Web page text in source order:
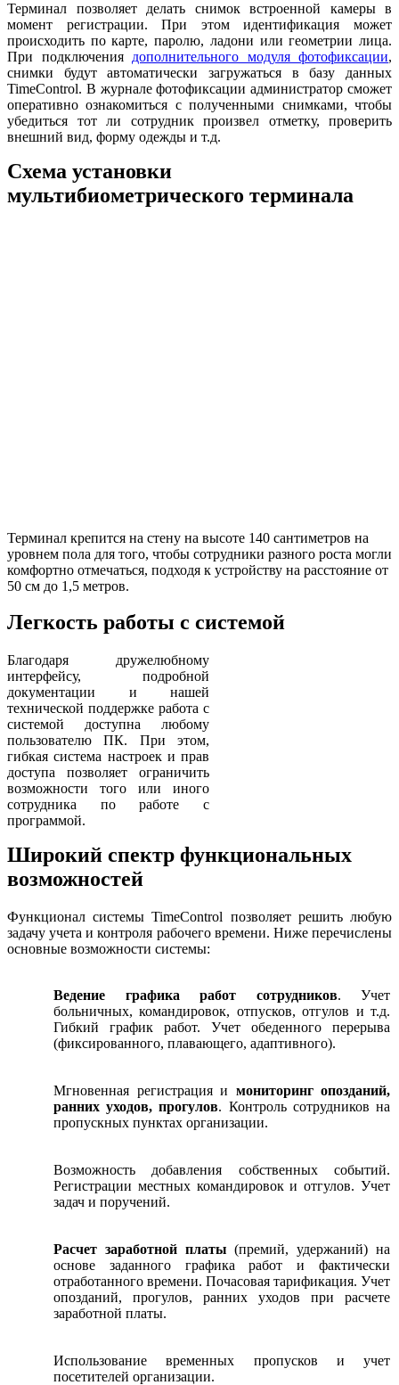
Терминал позволяет делать снимок встроенной камеры в
момент регистрации. При этом идентификация может
происходить по карте, паролю, ладони или геометрии лица.
При подключения дополнительного модуля фотофиксации,
снимки будут автоматически загружаться в базу данных
TimeControl. В журнале фотофиксации администратор сможет
оперативно ознакомиться с полученными снимками, чтобы
убедиться тот ли сотрудник произвел отметку, проверить
внешний вид, форму одежды и т.д.
Схема установки
мультибиометрического терминала
Терминал крепится на стену на высоте 140 сантиметров на
уровнем пола для того, чтобы сотрудники разного роста могли
комфортно отмечаться, подходя к устройству на расстояние от
50 см до 1,5 метров.
Легкость работы с системой
Благодаря дружелюбному
интерфейсу, подробной
документации и нашей
технической поддержке работа с
системой доступна любому
пользователю ПК. При этом,
гибкая система настроек и прав
доступа позволяет ограничить
возможности того или иного
сотрудника по работе с
программой.
Широкий спектр функциональных
возможностей
Функционал системы TimeControl позволяет решить любую
задачу учета и контроля рабочего времени. Ниже перечислены
основные возможности системы:
Ведение графика работ сотрудников. Учет
больничных, командировок, отпусков, отгулов и т.д.
Гибкий график работ. Учет обеденного перерыва
(фиксированного, плавающего, адаптивного).
Мгновенная регистрация и мониторинг опозданий,
ранних уходов, прогулов. Контроль сотрудников на
пропускных пунктах организации.
Возможность добавления собственных событий.
Регистрации местных командировок и отгулов. Учет
задач и поручений.
Расчет заработной платы (премий, удержаний) на
основе заданного графика работ и фактически
отработанного времени. Почасовая тарификация. Учет
опозданий, прогулов, ранних уходов при расчете
заработной платы.
Использование временных пропусков и учет
посетителей организации.